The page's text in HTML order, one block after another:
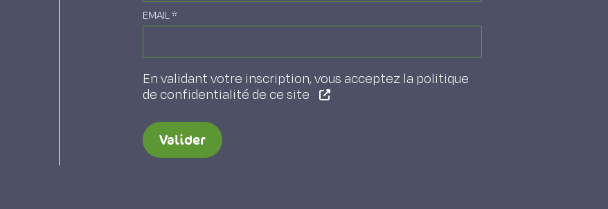
EMAIL*
En validant votre inscription, vous acceptez la politique
de confidentialité de ce site
Valider